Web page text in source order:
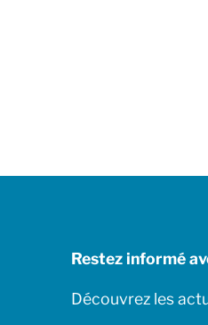
Restez informé
Découvrez les